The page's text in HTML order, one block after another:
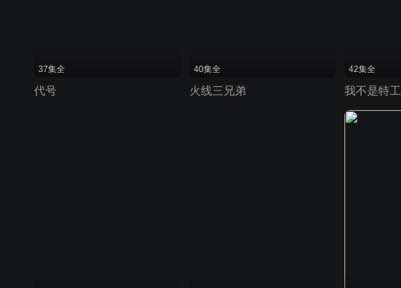
37集全
代号
40集全
火线三兄弟
42集全
我不是特工